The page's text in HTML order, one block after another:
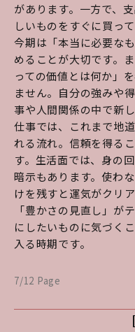
があります。一方で、
しいものをすぐに買っ
今期は「本当に必要な
めることが大切です。
っての価値とは何か」
ません。自分の強みや
事や人間関係の中で新
仕事では、これまで地
れる流れ。信頼を得る
す。生活面では、身の
暗示もあります。使わ
けを残すと運気がクリ
「豊かさの見直し」が
にしたいものに気づく
入る時期です。
7/12 Page